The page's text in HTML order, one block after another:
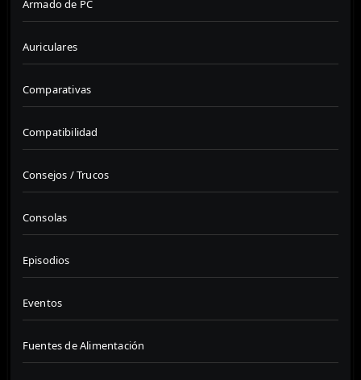
Armado de PC
Auriculares
Comparativas
Compatibilidad
Consejos / Trucos
Consolas
Episodios
Eventos
Fuentes de Alimentación